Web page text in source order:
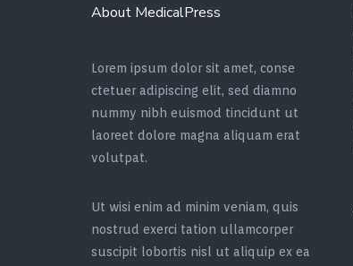
About MedicalPress
Lorem ipsum dolor sit amet, conse
ctetuer adipiscing elit, sed diamno
nummy nibh euismod tincidunt ut
laoreet dolore magna aliquam erat
volutpat.
Ut wisi enim ad minim veniam, quis
nostrud exerci tation ullamcorper
suscipit lobortis nisl ut aliquip ex ea